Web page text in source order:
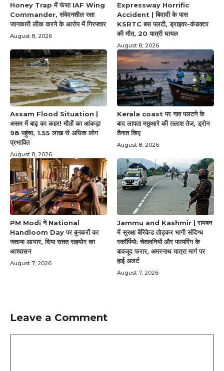
Honey Trap में फंसा IAF Wing
Commander, संवेदनशील रक्षा
जानकारी लीक करने के आरोप में गिरफ्तार
August 8, 2026
Expressway Horrific
Accident | बिदादी के पास
KSRTC बस पलटी, ड्राइवर-कंडक्टर
की मौत, 20 यात्री घायल
August 8, 2026
Assam Flood Situation |
असम में बाढ़ का कहर! मौतों का आंकड़ा
98 पहुंचा, 1.55 लाख से अधिक लोग
प्रभावित
August 8, 2026
Kerala coast पर नाव पलटने के
बाद लापता मछुआरे की तलाश तेज, ड्रोन
तैनात किए
August 8, 2026
PM Modi ने National
Handloom Day पर बुनकरों का
जताया आभार, दिया सतत सहयोग का
आश्वासन
August 7, 2026
Jammu and Kashmir | रामबन
में सुरक्षा बैरिकेड तोड़कर भागी संदिग्ध
स्कॉर्पियो: चेतावनियों और फायरिंग के
बावजूद फरार, अमरनाथ यात्रा मार्ग पर
हाई अलर्ट
August 7, 2026
Leave a Comment